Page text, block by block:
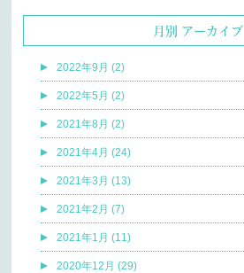
月別 アーカイブ
2022年9月 (2)
2022年5月 (2)
2021年8月 (2)
2021年4月 (24)
2021年3月 (13)
2021年2月 (7)
2021年1月 (11)
2020年12月 (29)